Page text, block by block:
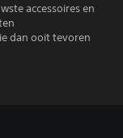
accessoires en
dan ooit tevoren